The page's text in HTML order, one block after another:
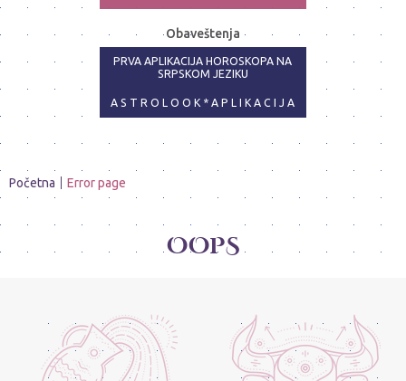
ANALIZE
Obaveštenja
PRVA APLIKACIJA HOROSKOPA NA
SRPSKOM JEZIKU
A S T R O L O O K * A P L I K A C I J A
Početna Error page
OOPS